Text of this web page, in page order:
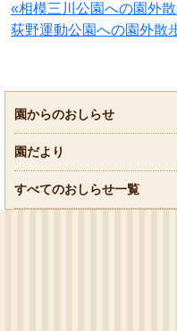
«相模三川公園への園外散
荻野運動公園への園外散
園からのおしらせ
園だより
すべてのおしらせ一覧